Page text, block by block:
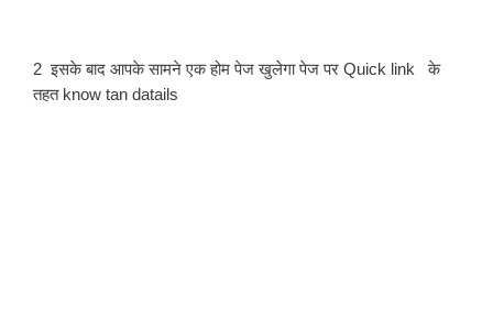
2  इसके बाद आपके सामने एक होम पेज खुलेगा पेज पर Quick link   के
तहत know tan datails